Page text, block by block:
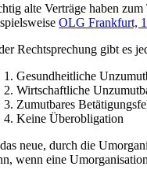
alte Verträge haben
OLG Frankfurt,
Rechtsprechung gibt es
Gesundheitliche
Wirtschaftliche
Zumutbares
Keine Überobligation
neue, durch die
wenn eine